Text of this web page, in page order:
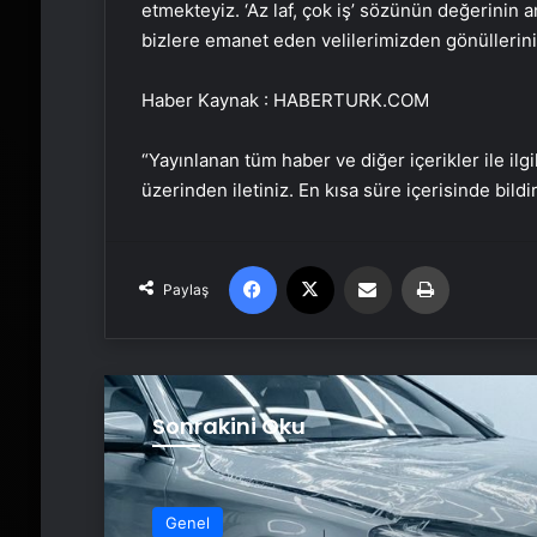
etmekteyiz. ‘Az laf, çok iş’ sözünün değerinin
bizlere emanet eden velilerimizden
Haber Kaynak : HABERTURK.COM
“Yayınlanan tüm haber ve diğer içerikler ile
üzerinden iletiniz. En kısa süre içerisinde
Paylaş
Facebook Email'den paylaş
Sonrakini Oku
Genel